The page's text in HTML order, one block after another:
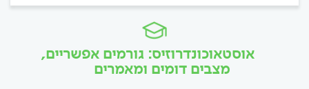
אוסטאוכונדרוזיס: גורמים אפשריים,
מצבים דומים ומאמרים